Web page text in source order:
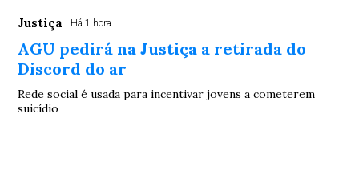
Justiça Há 1 hora
AGU pedirá na Justiça a retirada do
Discord do ar
Rede social é usada para incentivar jovens a cometerem
suicídio